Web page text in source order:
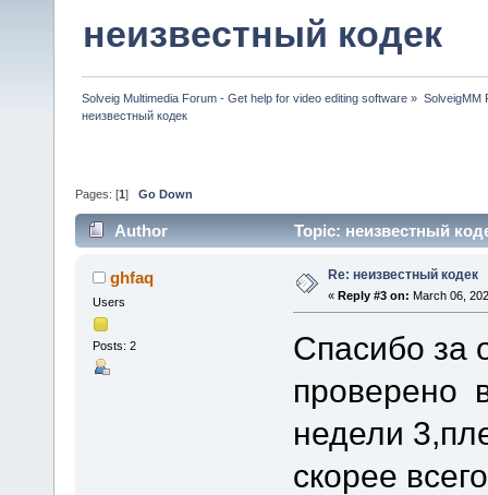
неизвестный кодек
Solveig Multimedia Forum - Get help for video editing software » SolveigMM
неизвестный кодек
Pages: [1 ] Go Down
Author Topic: неизвестный
ghfaq
Users
Posts: 2
Re: неизвестный кодек
« Reply #3 on: March 06,
Спасибо за
проверено
недели
скорее